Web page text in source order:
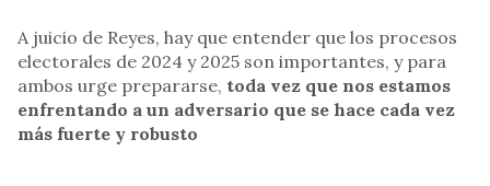
A juicio de Reyes, hay que entender que los procesos
electorales de 2024 y 2025 son importantes, y para
ambos urge prepararse, toda vez que nos estamos
enfrentando a un adversario que se hace cada vez
más fuerte y robusto